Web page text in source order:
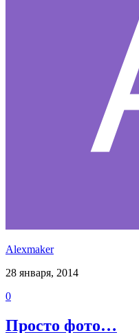
Alexmaker
28 января, 2014
0
Просто фото…